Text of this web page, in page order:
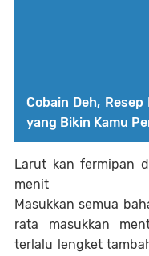
Cobain Deh, Resep
yang Bikin Kamu
Larut kan fermipan
menit
Masukkan semua
rata masukkan
terlalu lengket